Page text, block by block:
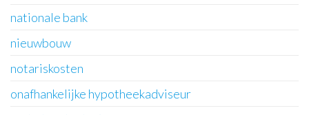
nationale bank
nieuwbouw
notariskosten
onafhankelijke hypotheekadviseur